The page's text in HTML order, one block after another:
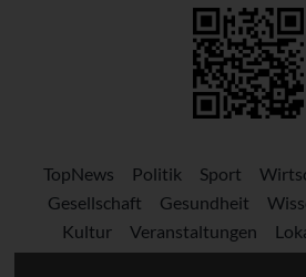
TopNews Politik Sport
Gesellschaft
Gesundheit
Kultur
Veranstaltungen